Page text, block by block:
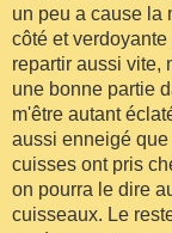
un peu a cause la
côté et
repartir aussi vite,
une bonne partie
m'être autant
aussi enneigé
cuisses ont pris
on pourra le dire
cuisseaux. Le